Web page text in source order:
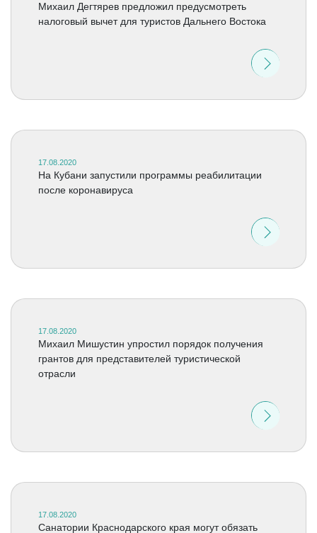
Михаил Дегтярев предложил предусмотреть
налоговый вычет для туристов Дальнего Востока
17.08.2020
На Кубани запустили программы реабилитации
после коронавируса
17.08.2020
Михаил Мишустин упростил порядок получения
грантов для представителей туристической
отрасли
17.08.2020
Санатории Краснодарского края могут обязать